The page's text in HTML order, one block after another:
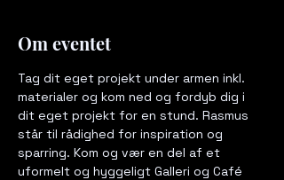
Om eventet
Tag dit eget projekt under armen inkl.
materialer og kom ned og fordyb dig i
dit eget projekt for en stund. Rasmus
står til rådighed for inspiration og
sparring. Kom og vær en del af et
uformelt og hyggeligt Galleri og Café